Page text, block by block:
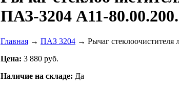
ПАЗ-3204 А11-
Главная → ПАЗ 3204 → Рычаг
Цена: 3 880 руб.
Наличие на складе: Да